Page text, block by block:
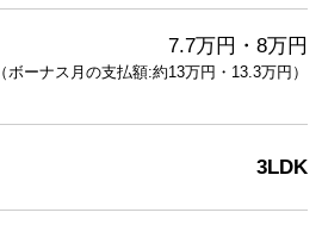
7.7万円 ・ 8万円
（ボーナス月の支払額:約13万円 ・ 13.3万円 ）
3LDK